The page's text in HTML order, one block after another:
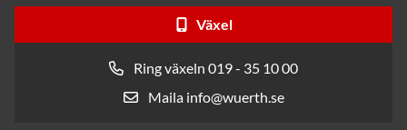
Växel
Ring växeln 019 - 35 10 00
Maila info@wuerth.se